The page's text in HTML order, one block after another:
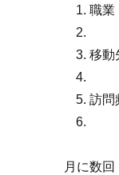
職業
専
移
訪問
月
月に数回